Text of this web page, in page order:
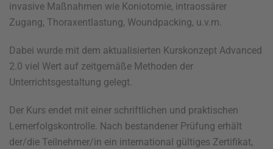
invasive Maßnahmen wie Koniotomie, intraossärer
Zugang, Thoraxentlastung, Woundpacking, u.v.m.
Dabei wurde mit dem aktualisierten Kurskonzept Advanced
2.0 viel Wert auf zeitgemäße Methoden der
Unterrichtsgestaltung gelegt.
Der Kurs endet mit einer schriftlichen und praktischen
Lernerfolgskontrolle. Nach bestandener Prüfung erhält
der/die Teilnehmer/in ein international gültiges Zertifikat,